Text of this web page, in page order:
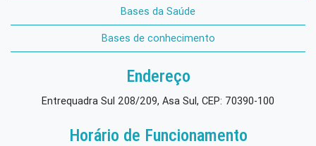
Bases da Saúde
Bases de conhecimento
Endereço
Entrequadra Sul 208/209, Asa Sul, CEP: 70390-100
Horário de Funcionamento